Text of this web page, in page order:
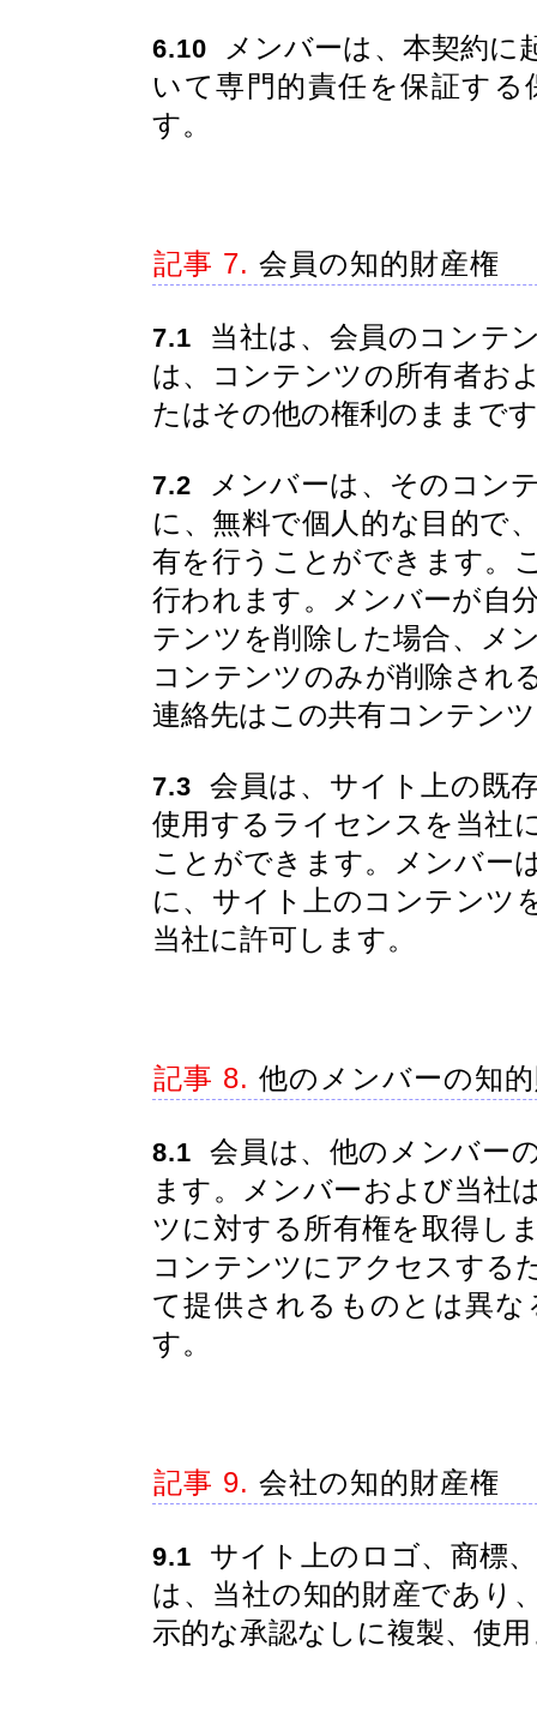
6.10 メンバーは、本契約に
いて専門的責任を保証す
す。
記事 7. 会員の知的財産権
7.1 当社は、会員のコンテ
は、コンテンツの所有者お
たはその他の権利のままで
7.2 メンバーは、そのコン
に、無料で個人的な目的で
有を行うことができます。
行われます。メンバーが自
テンツを削除した場合、メ
コンテンツのみが削除され
連絡先はこの共有コンテン
7.3 会員は、サイト上の既
使用するライセンスを当社
ことができます。メンバー
に、サイト上のコンテンツ
当社に許可します。
記事 8. 他のメンバーの知
8.1 会員は、他のメンバー
ます。メンバーおよび当社
ツに対する所有権を取得し
コンテンツにアクセスする
て提供されるものとは異
す。
記事 9. 会社の知的財産権
9.1 サイト上のロゴ、商標
は、当社の知的財産であり
示的な承認なしに複製、使